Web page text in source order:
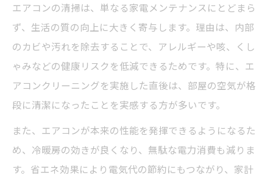
プロが教えるエアコン清掃の徹底ポイント
カビ臭を防ぐエアコンクリーニングの実践
例
見落としがちな内部汚れをプロが徹底清掃
プロのエアコンクリーニングで健康面も安
心
エアコンクリーニング失敗例から学ぶ注意点
エアコンクリーニングの失敗例とその原因
エアコンの清掃は、単なる家電メンテナンスにとどまら
ず、生活の質の向上に大きく寄与します。理由は、内部
のカビや汚れを除去することで、アレルギーや咳、くし
ゃみなどの健康リスクを低減できるためです。特に、エ
アコンクリーニングを実施した直後は、部屋の空気が格
段に清潔になったことを実感する方が多いです。
また、エアコンが本来の性能を発揮できるようになるた
め、冷暖房の効きが良くなり、無駄な電力消費も減りま
す。省エネ効果により電気代の節約にもつながり、家計